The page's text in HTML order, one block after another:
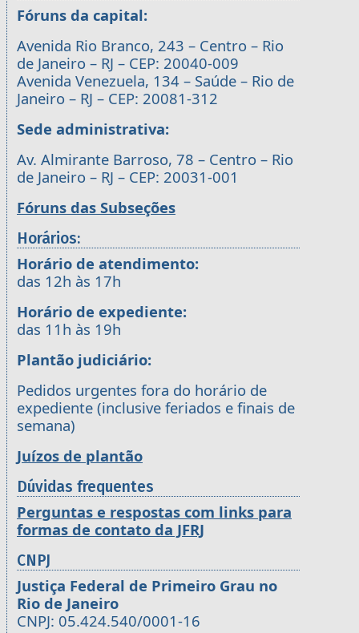
Fóruns da capital:
Avenida Rio Branco, 243 – Centro – Rio
de Janeiro – RJ – CEP: 20040-009
Avenida Venezuela, 134 – Saúde – Rio de
Janeiro – RJ – CEP: 20081-312
Sede administrativa:
Av. Almirante Barroso, 78 – Centro – Rio
de Janeiro – RJ – CEP: 20031-001
Fóruns das Subseções
Horários:
Horário de atendimento:
das 12h às 17h
Horário de expediente:
das 11h às 19h
Plantão judiciário:
Pedidos urgentes fora do horário de
expediente (inclusive feriados e finais de
semana)
Juízos de plantão
Dúvidas frequentes
Perguntas e respostas com links para
formas de contato da JFRJ
CNPJ
Justiça Federal de Primeiro Grau no
Rio de Janeiro
CNPJ: 05.424.540/0001-16